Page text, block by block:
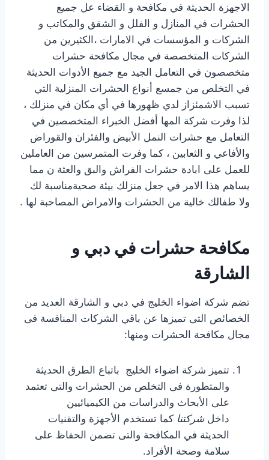
الاجهزة الحديثة في مكافحة و القضاء عل جميع
الحشرات في المنازل و الفلل و الشقق والمكاتب و
الشركات و المؤسسات في الامارات ،الكثيرين من
الشركات المتخصصة في مجال مكافحة حشرات
متخصصون في التعامل الجيد مع جميع الأدوات الحديثة
في التخلص من جمسع أنواع الحشرات المنزلية التي
تسبب الاشمئزاز لدي ظهورها في أي مكان في منزلك ،
لذا وفرت شركة المها أفضل الخبراء المتخصصين في
التعامل مع حشرات النمل الأبيض والفئران والقوراض
والأفاعي و الثعابين ، كما وفرت المتمرسين من العاملين
للعمل على ابادة حشرات الفراش والبق والعثة ن مما
يساهم هذا الامر في جعل منزلك بيئة صحيةمناسبة لك
ولا طفالك خالية من الحشرات والامراض المصاحبة لها .
مكافحة حشرات في دبي و
الشارقة
تضم شركة اضواء الخليج في دبي و الشارقة العديد من
الخصائص التى تميزها عن باقي الشركات المنافسة فى
مجال مكافحة الحشرات ومنها:
تتميز شركة اضواء الخليج باتباع الطرق الحديثة
والمتطورة فى التخلص من الحشرات والتى تعتمد
على الأبحاث والدراسات من الكيميائيين
داخلشركتنا كما تستخدم الأجهزة والتقنيات
الحديثة في المكافحة والتى تضمن الحفاظ على
سلامة وصحة الأفراد.